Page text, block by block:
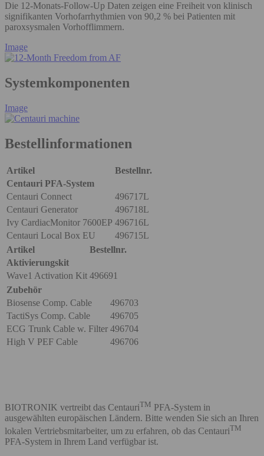
Die 12-Monats-Follow-Up Daten zeigen eine Freiheit von klinisch
signifikanten Vorhofarrhythmien von 90,2 % bei Patienten mit
paroxsysmalen Vorhofflimmern.
Image
Systemkomponenten
Image
Bestellinformationen
Artikel
Bestellnr.
Centauri PFA-System
Centauri Connect
496717L
Centauri Generator
496718L
Ivy CardiacMonitor 7600EP 496716L
Centauri Local Box EU
496715L
Artikel
Bestellnr.
Aktivierungskit
Wave1 Activation Kit 496691
Zubehör
Biosense Comp. Cable
496703
TactiSys Comp. Cable
496705
ECG Trunk Cable w. Filter 496704
High V PEF Cable
496706
BIOTRONIK vertreibt das CentauriTM PFA-System in
ausgewählten europäischen Ländern. Bitte wenden Sie sich an Ihren
lokalen Vertriebsmitarbeiter, um zu erfahren, ob das CentauriTM
PFA-System in Ihrem Land verfügbar ist.